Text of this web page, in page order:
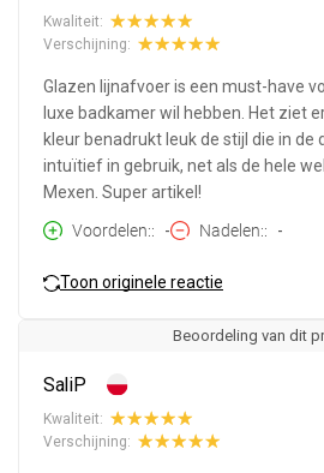
Kwaliteit:
Verschijning:
Glazen lijnafvoer is een must-have
luxe badkamer wil hebben. Het ziet
kleur benadrukt leuk de stijl die in de
intuïtief in gebruik, net als de hele
Mexen. Super artikel!
Voordelen:
- Nadelen: -
Toon originele reactie
Beoordeling van dit
SaliP
Kwaliteit:
Verschijning: